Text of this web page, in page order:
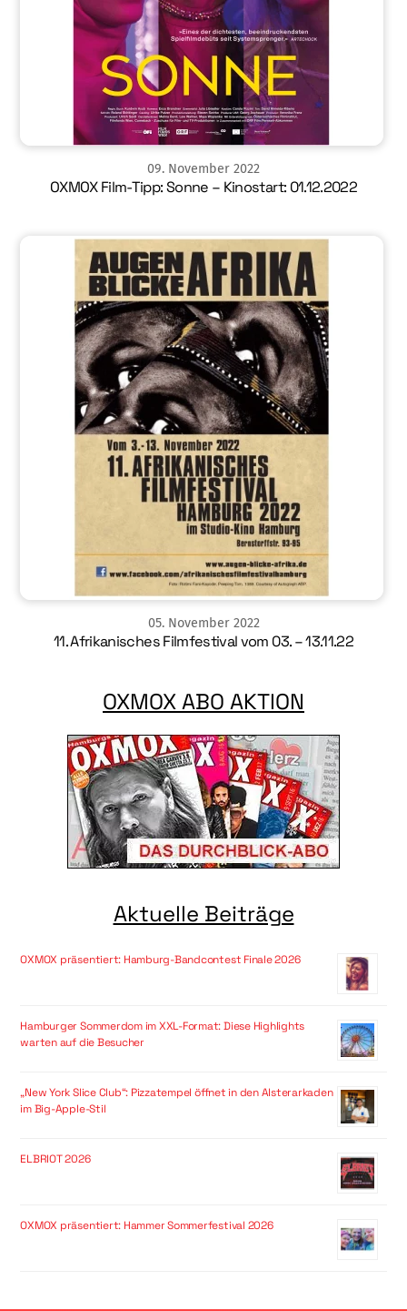
09. November 2022
OXMOX Film-Tipp: Sonne – Kinostart: 01.12.2022
05. November 2022
11. Afrikanisches Filmfestival vom 03. – 13.11.22
OXMOX ABO AKTION
Aktuelle Beiträge
OXMOX präsentiert: Hamburg-Bandcontest Finale 2026
Hamburger Sommerdom im XXL-Format: Diese Highlights
warten auf die Besucher
„New York Slice Club“: Pizzatempel öffnet in den Alsterarkaden
im Big-Apple-Stil
ELBRIOT 2026
OXMOX präsentiert: Hammer Sommerfestival 2026